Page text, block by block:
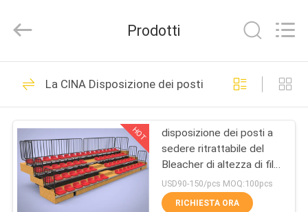
CASA
PRODOTTI
CIRCA
NOI
Chongqing
Co.,Ltd.
Reserved.
Disposizione dei
posti a sedere
ritrattabile del
Bleacher
33
Prodotti
La CINA Disposizione dei posti a sedere
HOT
disposizione dei posti a
sedere ritrattabile del
Bleacher di altezza di fila
di 260mm
USD90-150/pcs MOQ:100pcs
RICHIESTA ORA